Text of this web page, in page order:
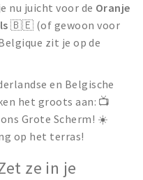
nu juicht voor de Oranje
🇧🇪 (of gewoon voor
zit je op de
en Belgische
het groots aan: 📺
Grote Scherm! ☀️
op het terras!
ze in je